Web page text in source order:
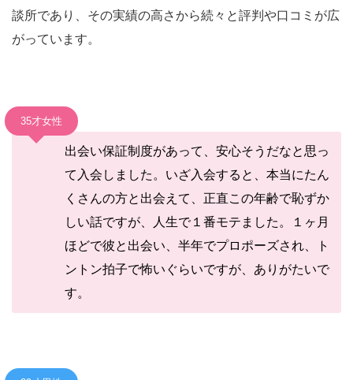
談所であり、その実績の高さから続々と評判や口コミが広
がっています。
35才女性
出会い保証制度があって、安心そうだなと思っ
て入会しました。いざ入会すると、本当にたん
くさんの方と出会えて、正直この年齢で恥ずか
しい話ですが、人生で１番モテました。１ヶ月
ほどで彼と出会い、半年でプロポーズされ、ト
ントン拍子で怖いぐらいですが、ありがたいで
す。